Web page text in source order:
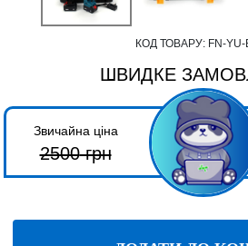
КОД ТОВАРУ: FN-
ШВИДКЕ
Звичайна ціна
2500грн